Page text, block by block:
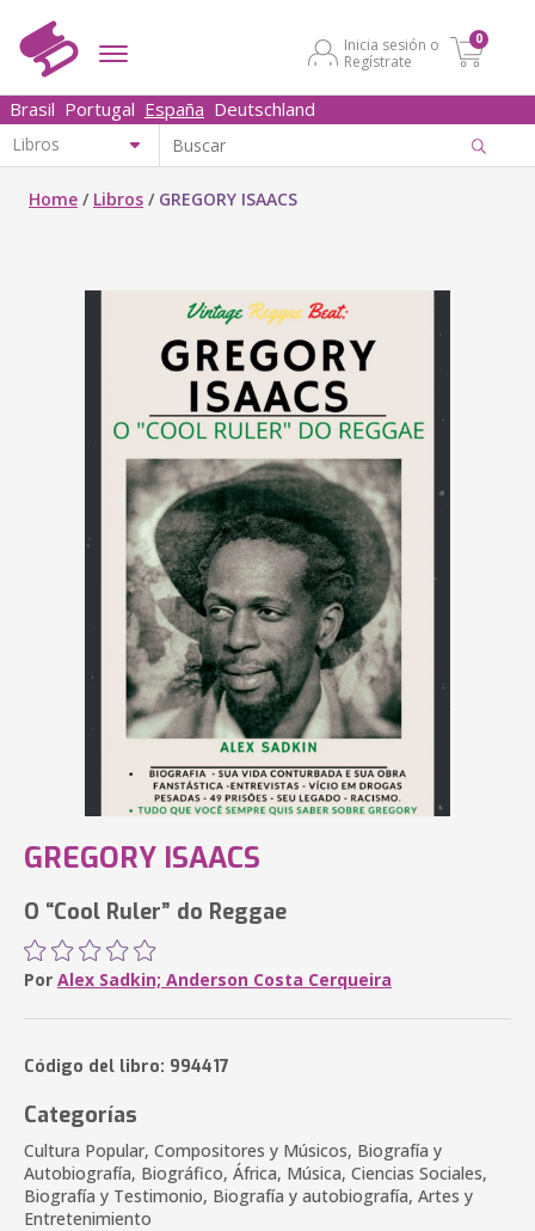
Inicia sesión o
Regístrate
0
Brasil Portugal España Deutschland
Home / Libros / GREGORY ISAACS
GREGORY ISAACS
O “Cool Ruler” do Reggae
Por Alex Sadkin; Anderson Costa Cerqueira
Código del libro: 994417
Categorías
Cultura Popular, Compositores y Músicos, Biografía y
Autobiografía, Biográfico, África, Música, Ciencias Sociales,
Biografía y Testimonio, Biografía y autobiografía, Artes y
Entretenimiento